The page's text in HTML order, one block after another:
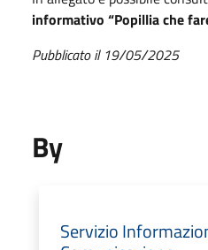
informativo “Popillia che
Pubblicato il 19/05/2025
By
Servizio